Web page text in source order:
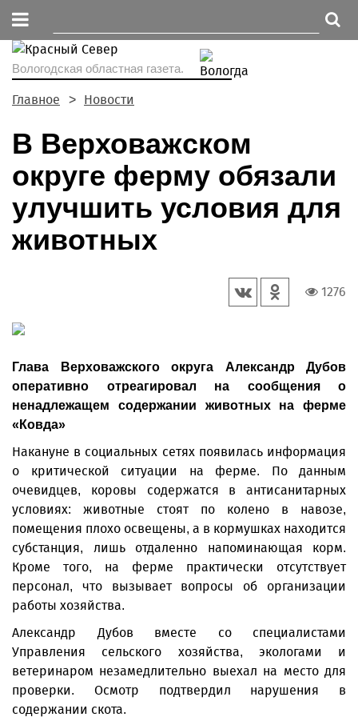
Вологодская областная газета.
Главное Новости
В Верховажском
округе ферму обязали
улучшить условия для
животных
1276
Глава Верховажского округа Александр Дубов
оперативно отреагировал на сообщения о
ненадлежащем содержании животных на ферме
«Ковда»
Накануне в социальных сетях появилась информация
о критической ситуации на ферме. По данным
очевидцев, коровы содержатся в антисанитарных
условиях: животные стоят по колено в навозе,
помещения плохо освещены, а в кормушках находится
субстанция, лишь отдаленно напоминающая корм.
Кроме того, на ферме практически отсутствует
персонал, что вызывает вопросы об организации
работы хозяйства.
Александр Дубов вместе со специалистами
Управления сельского хозяйства, экологами и
ветеринаром незамедлительно выехал на место для
проверки. Осмотр подтвердил нарушения в
содержании скота.